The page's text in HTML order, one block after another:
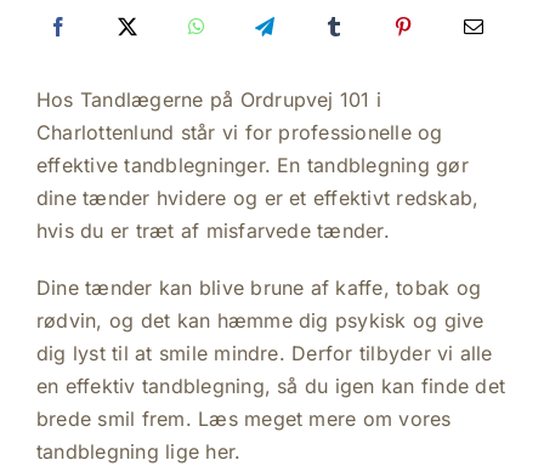
Hos Tandlægerne på Ordrupvej 101 i
Charlottenlund står vi for professionelle og
effektive tandblegninger. En tandblegning gør
dine tænder hvidere og er et effektivt redskab,
hvis du er træt af misfarvede tænder.
Dine tænder kan blive brune af kaffe, tobak og
rødvin, og det kan hæmme dig psykisk og give
dig lyst til at smile mindre. Derfor tilbyder vi alle
en effektiv tandblegning, så du igen kan finde det
brede smil frem. Læs meget mere om vores
tandblegning lige her.